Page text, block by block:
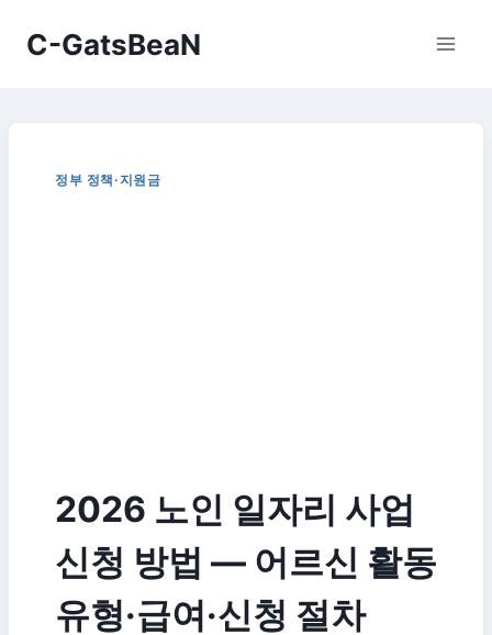
C-GatsBeaN
정부 정책·지원금
2026 노인 일자리 사업
신청 방법 — 어르신 활동
유형·급여·신청 절차